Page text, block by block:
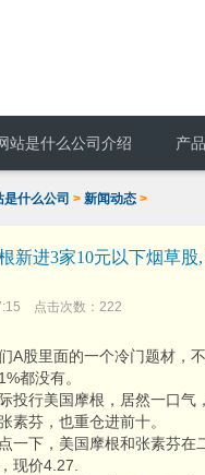
站是什么公司介绍 产
是什么公司 > 新闻动态 >
新进3家10元以下烟草股
点击次数：222
A股里面的一个冷门题材，
都没有。
投行美国摩根，居然一口
素芬，也重仓进前十。
一下，美国摩根和张素芬在
现价4.27.